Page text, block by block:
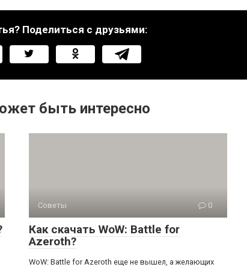
Поделиться с друзьями:
быть интересно
Советы 0
Как скачать WoW: Battle for
Azeroth?
WoW: Battle for Azeroth еще не вышел, а желающих